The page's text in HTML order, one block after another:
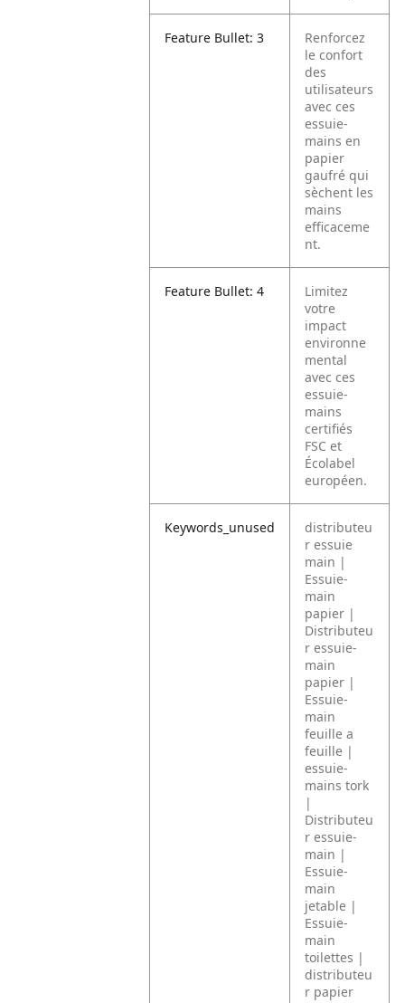
Feature Bullet: 3
Renforcez
le confort
des
utilisateurs
avec ces
essuie-
mains en
papier
gaufré qui
sèchent les
mains
efficaceme
nt.
Feature Bullet: 4
Limitez
votre
impact
environne
mental
avec ces
essuie-
mains
certifiés
FSC et
Écolabel
européen.
Keywords_unused
distributeu
r essuie
main |
Essuie-
main
papier |
Distributeu
r essuie-
main
papier |
Essuie-
main
feuille a
feuille |
essuie-
mains tork
|
Distributeu
r essuie-
main |
Essuie-
main
jetable |
Essuie-
main
toilettes |
distributeu
r papier